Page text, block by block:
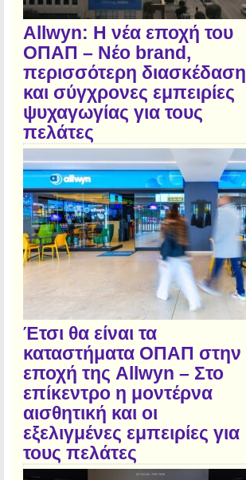
Allwyn: Η νέα εποχή του
ΟΠΑΠ – Νέο brand,
περισσότερη διασκέδαση
και σύγχρονες εμπειρίες
ψυχαγωγίας για τους
πελάτες
Έτσι θα είναι τα
καταστήματα ΟΠΑΠ στην
εποχή της Allwyn – Στο
επίκεντρο η μοντέρνα
αισθητική και οι
εξελιγμένες εμπειρίες για
τους πελάτες